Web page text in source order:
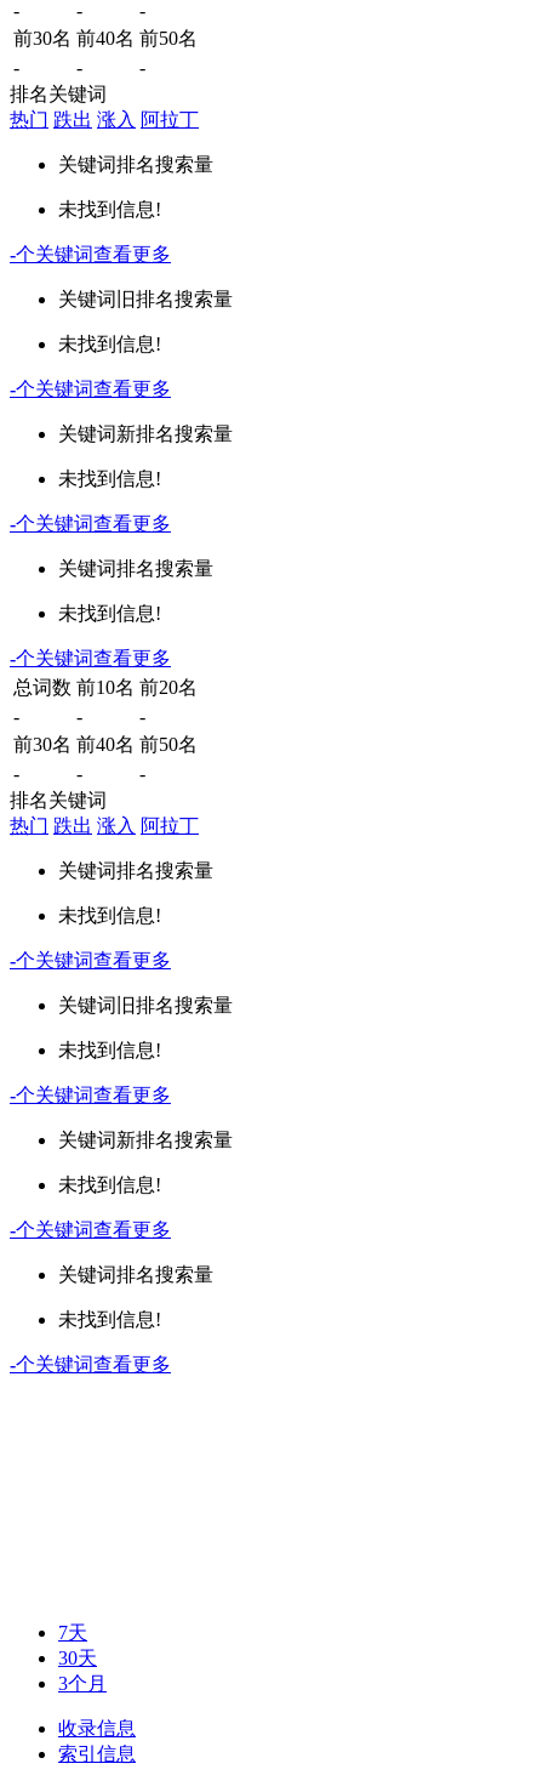
- -
-
前30名 前40名 前50名
-
-
-
排名关键词
热门 跌出 涨入 阿拉丁
关键词排名搜索量
未找到信息!
-个关键词查看更多
关键词 旧排名搜索量
未找到信息!
-个关键词查看更多
关键词新排名搜索量
未找到信息!
-个关键词查看更多
关键词排名搜索量
未找到信息!
-个关键词查看更多
总词数 前10名 前20名
-
-
-
前30名 前40名 前50名
-
-
-
排名关键词
热门 跌出 涨入 阿拉丁
关键词排名搜索量
未找到信息!
-个关键词查看更多
关键词 旧排名搜索量
未找到信息!
-个关键词查看更多
关键词新排名搜索量
未找到信息!
-个关键词查看更多
关键词排名搜索量
未找到信息!
-个关键词查看更多
7天
30天
3个月
收录信息
索引信息